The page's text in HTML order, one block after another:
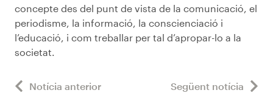
concepte des del punt de vista de la comunicació, el
periodisme, la informació, la conscienciació i
l’educació, i com treballar per tal d’apropar-lo a la
societat.
Notícia anterior Següent notícia